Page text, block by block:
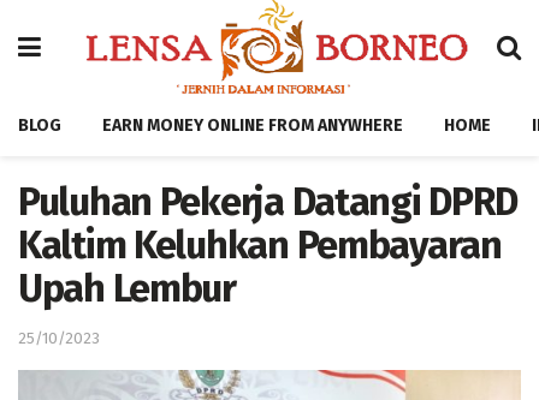
BLOG EARN MONEY ONLINE FROM ANYWHERE HOME
Puluhan Pekerja Datangi DPRD
Kaltim Keluhkan Pembayaran
Upah Lembur
25/10/2023